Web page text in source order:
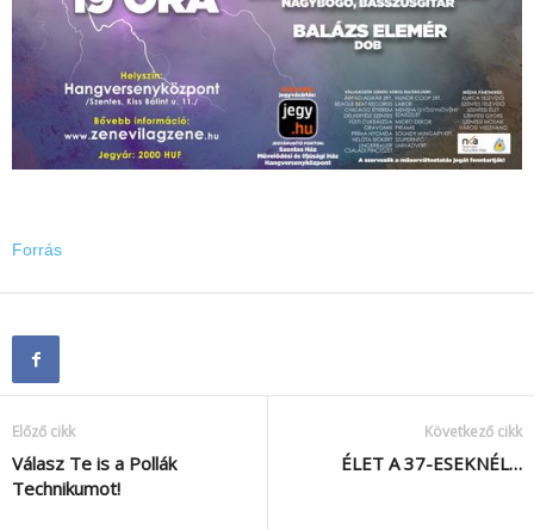
Forrás
Előző cikk
Válasz Te is a Pollák
Technikumot!
Következő cikk
ÉLET A 37-ESEKNÉL…